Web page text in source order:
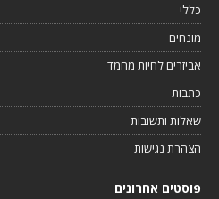
כללי
מונחים
אביזרים לחיות מחמד
כתבות
שאלות ותשובות
הצהרת נגישות
פוסטים אחרונים